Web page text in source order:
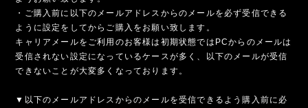
・ご購入前に以下のメールアドレスからのメールを必ず受信できる
ように設定をしてからご購入をお願い致します。
キャリアメールをご利用のお客様は初期状態ではPCからのメールは
受信されない設定になっているケースが多く、以下のメールが受信
できないことが大変多くなっております。
▼以下のメールアドレスからのメールを受信できるよう購入前に必